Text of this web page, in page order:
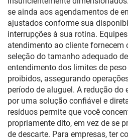
se ainda aos agendamentos de
ajustados conforme sua
interrupções à sua rotina.
atendimento ao cliente fornecem
seleção do tamanho adequado
entendimento dos limites de
proibidos, assegurando
período de aluguel. A redução do
por uma solução confiável e
resíduos permite que você
propriamente dito, em vez de se
de descarte. Para empresas, ter